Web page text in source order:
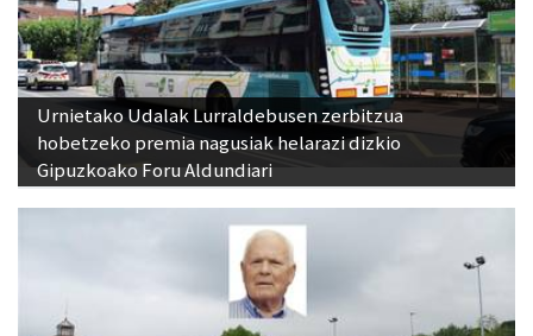
Urnietako Udalak Lurraldebusen zerbitzua
hobetzeko premia nagusiak helarazi dizkio
Gipuzkoako Foru Aldundiari